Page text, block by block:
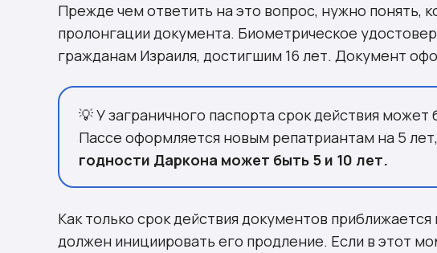
Прежде чем ответить на это вопрос, нужно понять,
пролонгации документа. Биометрическое
гражданам Израиля, достигшим 16 лет. Документ
💡 У заграничного паспорта срок действия
Пассе оформляется новым репатриантам на 5
годности Даркона может быть 5 и 10 лет.
Как только срок действия документов
должен инициировать его продление. Если в этот